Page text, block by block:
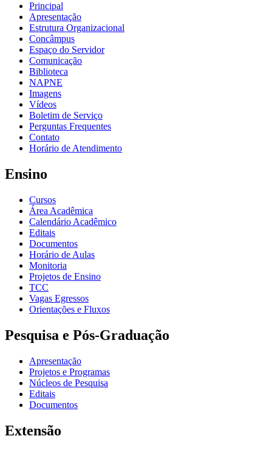
Principal
Apresentação
Estrutura Organizacional
Concâmpus
Espaço do Servidor
Comunicação
Biblioteca
NAPNE
Imagens
Vídeos
Boletim de Serviço
Perguntas Frequentes
Contato
Horário de Atendimento
Ensino
Cursos
Área Acadêmica
Calendário Acadêmico
Editais
Documentos
Horário de Aulas
Monitoria
Projetos de Ensino
TCC
Vagas Egressos
Orientações e Fluxos
Pesquisa e Pós-Graduação
Apresentação
Projetos e Programas
Núcleos de Pesquisa
Editais
Documentos
Extensão